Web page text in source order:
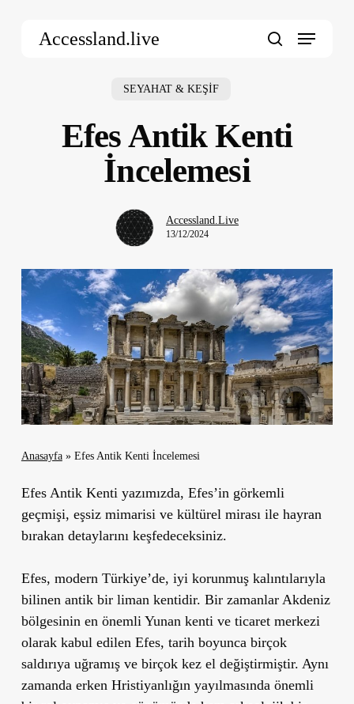
Accessland.live Menu
SEYAHAT & KEŞİF
Efes Antik Kenti
İncelemesi
Accessland.Live
13/12/2024
Anasayfa» Efes Antik Kenti İncelemesi
Efes Antik Kenti yazımızda, Efes’in görkemli
geçmişi, eşsiz mimarisi ve kültürel mirası ile hayran
bırakan detaylarını keşfedeceksiniz.
Efes, modern Türkiye’de, iyi korunmuş kalıntılarıyla
bilinen antik bir liman kentidir. Bir zamanlar Akdeniz
bölgesinin en önemli Yunan kenti ve ticaret merkezi
olarak kabul edilen Efes, tarih boyunca birçok
saldırıya uğramış ve birçok kez el değiştirmiştir. Aynı
zamanda erken Hristiyanlığın yayılmasında önemli